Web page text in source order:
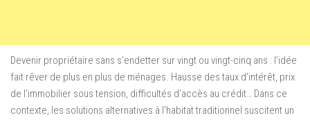
Devenir propriétaire sans s’endetter sur vingt ou vingt-cinq ans : l’idée
fait rêver de plus en plus de ménages. Hausse des taux d’intérêt, prix
de l’immobilier sous tension, difficultés d’accès au crédit… Dans ce
contexte, les solutions alternatives à l’habitat traditionnel suscitent un